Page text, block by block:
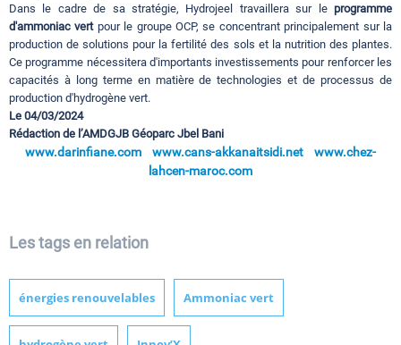
Dans le cadre de sa stratégie, Hydrojeel travaillera sur le programme
d'ammoniac vertpour le groupe OCP, se concentrant principalement sur la
production de solutions pour la fertilité des sols et la nutrition des plantes.
Ce programme nécessitera d'importants investissements pour renforcer les
capacités à long terme en matière de technologies et de processus de
production d'hydrogène vert.
Le 04/03/2024
Rédaction de l’AMDGJB Géoparc Jbel Bani
www.darinfiane.com www.cans-akkanaitsidi.net
www.chez-
lahcen-maroc.com
Les tags en relation
énergies renouvelables Ammoniac vert